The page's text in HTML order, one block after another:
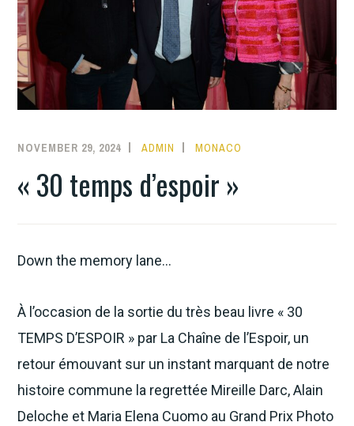
NOVEMBER 29, 2024 ADMIN MONACO
« 30 temps d’espoir »
Down the memory lane…
À l’occasion de la sortie du très beau livre « 30
TEMPS D’ESPOIR » par La Chaîne de l’Espoir, un
retour émouvant sur un instant marquant de notre
histoire commune la regrettée Mireille Darc, Alain
Deloche et Maria Elena Cuomo au Grand Prix Photo